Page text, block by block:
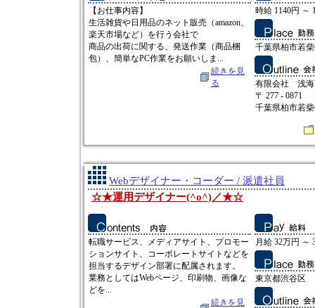
【お仕事内容】
生活雑貨や日用品のネット販売（amazon、
楽天市場など）を行う会社で
商品の出荷に関する、発送作業（商品梱
包）、簡単なPC作業をお願いしま...
続きを見
る
時給 1140円 ～
千葉県柏市若柴
有限会社 浅海
〒 277 - 0871
千葉県柏市若柴
Webデザイナー・コーダー / 派遣社員
☆★運用デザイナー(^o^)／★☆
転職サービス、メディアサイト、プロモー
ションサイト、コーポレートサイトなどを
担当するデザイン部署に配属されます。
業務としてはWebページ、印刷物、画像な
どを...
続きを見
月給 32万円 ～
東京都渋谷区